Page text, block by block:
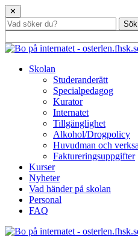
✕
Skolan
Studeranderätt
Specialpedagog
Kurator
Internatet
Tillgänglighet
Alkohol/Drogpolicy
Huvudman och
Faktureringsuppgifter
Kurser
Nyheter
Vad händer på skolan
Personal
FAQ